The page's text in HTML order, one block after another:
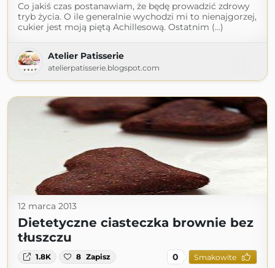
Co jakiś czas postanawiam, że będę prowadzić zdrowy
tryb życia. O ile generalnie wychodzi mi to nienajgorzej,
cukier jest moją piętą Achillesową. Ostatnim (...)
Atelier Patisserie
atelierpatisserie.blogspot.com
12 marca 2013
Dietetyczne ciasteczka brownie bez
tłuszczu
1.8K 8 Zapisz 0 Smakowite